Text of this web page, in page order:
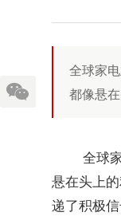
全球家
都像悬
全球
悬在头上
递了积极信